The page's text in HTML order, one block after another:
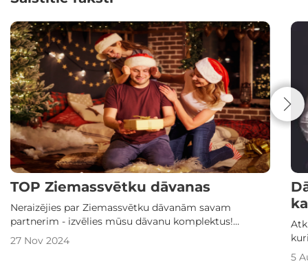
TOP Ziemassvētku dāvanas
Neraizējies par Ziemassvētku dāvanām savam
partnerim - izvēlies mūsu dāvanu komplektus!
Labākie svētku piedāvājumi Tavai otrajai pusītei.
27 Nov 2024
5